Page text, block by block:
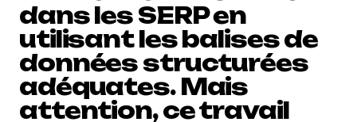
dans les SERP en
utilisant les balises de
données structurées
adéquates. Mais
attention, ce travail